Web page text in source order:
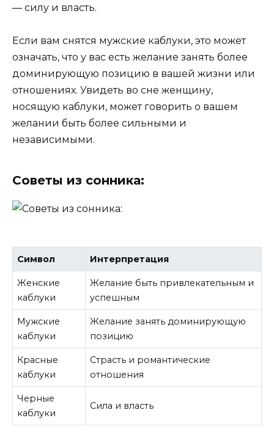
— силу и власть.
Если вам снятся мужские каблуки, это может
означать, что у вас есть желание занять более
доминирующую позицию в вашей жизни или
отношениях. Увидеть во сне женщину,
носящую каблуки, может говорить о вашем
желании быть более сильными и
независимыми.
Советы из сонника:
Символ Интерпретация
Женские
каблуки
Желание быть привлекательным и
успешным
Мужские
каблуки
Желание занять доминирующую
позицию
Красные
каблуки
Страсть и романтические
отношения
Черные
каблуки
Сила и власть